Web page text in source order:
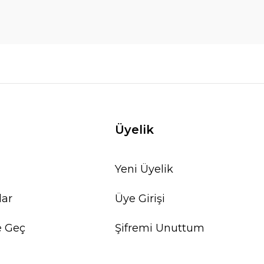
Geç
Üyelik
Yeni Üyelik
Üye Girişi
Şifremi Unuttum